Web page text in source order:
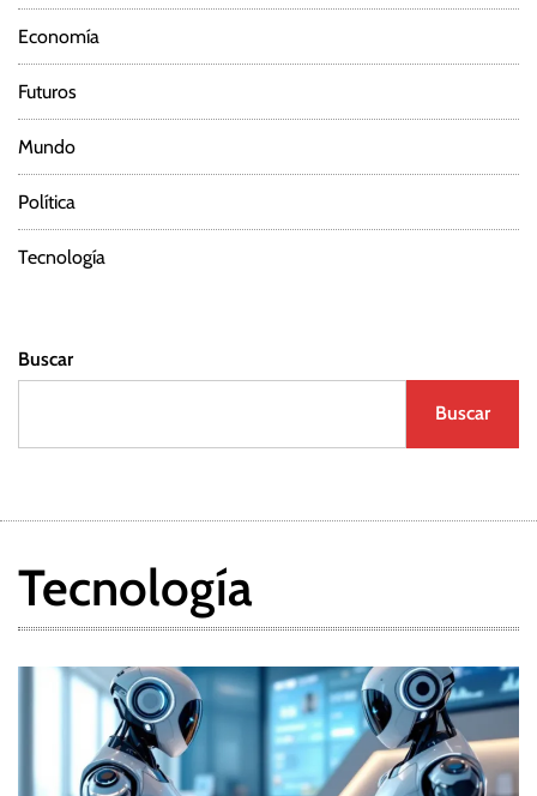
Economía
Futuros
Mundo
Política
Tecnología
Buscar
Buscar
Tecnología